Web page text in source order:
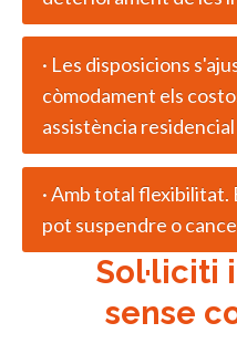
· Les disposicions
còmodament els
assistència
· Amb total flexibilitat.
pot suspendre o
Sol·liciti
sense